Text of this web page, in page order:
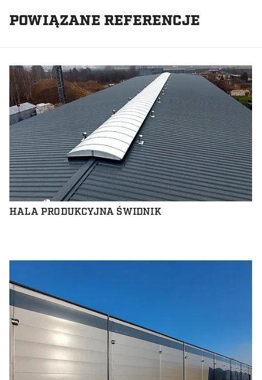
POWIĄZANE REFERENCJE
HALA PRODUKCYJNA ŚWIDNIK